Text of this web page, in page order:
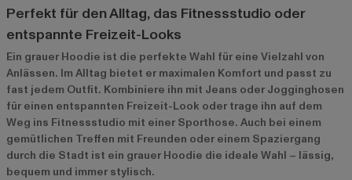
Perfekt für den Alltag, das Fitnessstudio oder
entspannte Freizeit-Looks
Ein grauer Hoodie ist die perfekte Wahl für eine Vielzahl von
Anlässen. Im Alltag bietet er maximalen Komfort und passt zu
fast jedem Outfit. Kombiniere ihn mit Jeans oder Jogginghosen
für einen entspannten Freizeit-Look oder trage ihn auf dem
Weg ins Fitnessstudio mit einer Sporthose. Auch bei einem
gemütlichen Treffen mit Freunden oder einem Spaziergang
durch die Stadt ist ein grauer Hoodie die ideale Wahl – lässig,
bequem und immer stylisch.